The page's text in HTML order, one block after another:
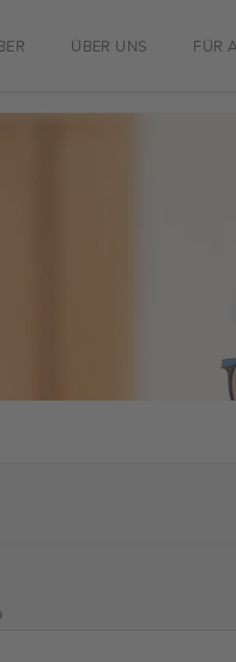
ÜBER UNS FÜR